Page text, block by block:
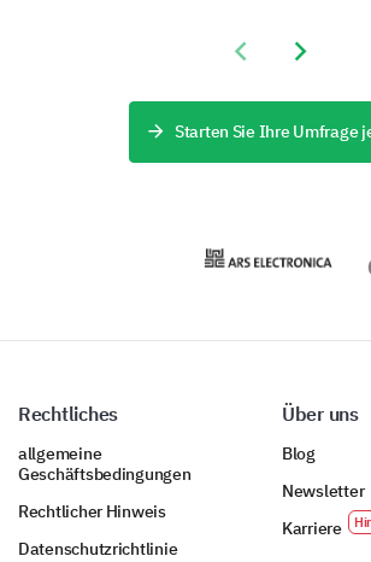
Welche anderen Marken
gleichen Kategorie wie unsere?
spezifizieren, falls vorhanden)
Previous slide
Next slide
Starten Sie Ihre Umfrage
Rechtliches
allgemeine
Geschäftsbedingungen
Rechtlicher Hinweis
Datenschutzrichtlinie
Über uns
Blog
Newsletter
Karriere